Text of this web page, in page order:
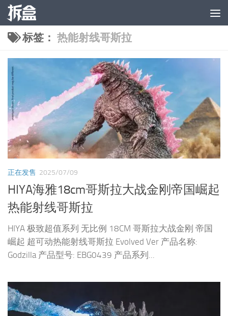
跳至内容
标签： 热能射线哥斯拉
正在发售 2025/07/09
HIYA海雅18cm哥斯拉⼤战⾦刚帝国崛起
热能射线哥斯拉
HIYA 极致超值系列 无比例 18CM 哥斯拉大战金刚 帝国
崛起 超可动热能射线哥斯拉 Evolved Ver 产品名称:
Godzilla 产品型号: EBG0439 产品系列...